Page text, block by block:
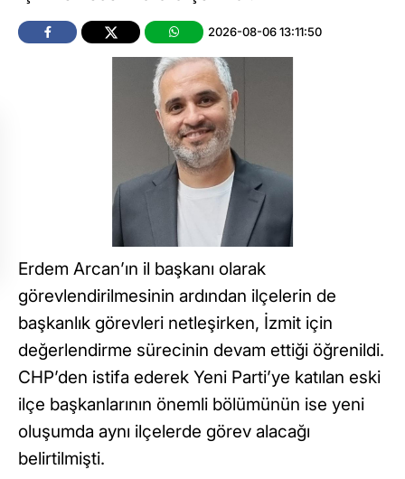
2026-08-06 13:11:50
Erdem Arcan’ın il başkanı olarak
görevlendirilmesinin ardından ilçelerin de
başkanlık görevleri netleşirken, İzmit için
değerlendirme sürecinin devam ettiği öğrenildi.
CHP’den istifa ederek Yeni Parti’ye katılan eski
ilçe başkanlarının önemli bölümünün ise yeni
oluşumda aynı ilçelerde görev alacağı
belirtilmişti.